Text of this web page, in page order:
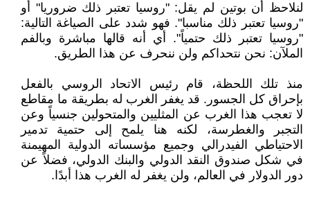
لنلاحظ أن بوتين لم يقل: "روسيا تعتبر ذلك ضروريا" أو
"روسيا تعتبر ذلك مناسبا". فهو شدد على الصياغة التالية:
"روسيا تعتبر ذلك حتمياً". أي أنه قالها مباشرة وبالفم
الملآن: نحن نتحداكم ولن ننحرف عن هذا الطريق.
منذ تلك اللحظة، قام رئيس الاتحاد الروسي بالفعل
بإحراق كل الجسور. قد يغفر الغرب له بطريقة ما مقاطع
لا تعجب هذا الغرب عن المثليين والمتحولين جنسياً وعن
التجبر والغطرسة، لكنه هنا يلمح إلى حتمية تدمير
الاحتياطي الفيدرالي وجميع مؤسساته الدولية المهيمنة
في شكل صندوق النقد الدولي والبنك الدولي، فضلاً عن
دور الدولار في العالم، ولن يغفر له الغرب هذا أبدًا.